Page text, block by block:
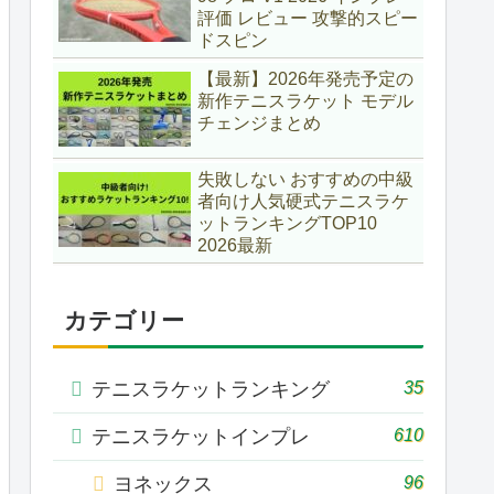
評価 レビュー 攻撃的スピー
ドスピン
【最新】2026年発売予定の
新作テニスラケット モデル
チェンジまとめ
失敗しない おすすめの中級
者向け人気硬式テニスラケ
ットランキングTOP10
2026最新
カテゴリー
テニスラケットランキング 35
テニスラケットインプレ 610
ヨネックス 96